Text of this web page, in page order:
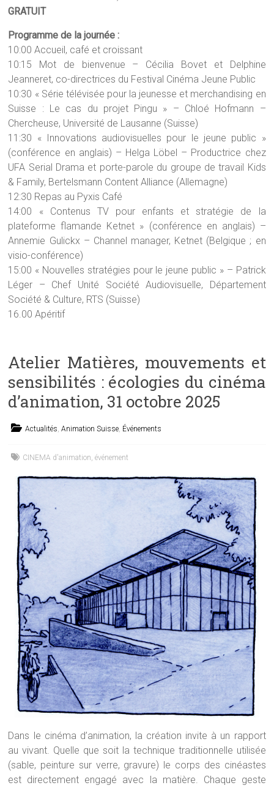
GRATUIT
Programme de la journée :
10:00 Accueil, café et croissant
10:15 Mot de bienvenue – Cécilia Bovet et Delphine
Jeanneret, co-directrices du Festival Cinéma Jeune Public
10:30 « Série télévisée pour la jeunesse et merchandising en
Suisse : Le cas du projet Pingu » – Chloé Hofmann –
Chercheuse, Université de Lausanne (Suisse)
11:30 « Innovations audiovisuelles pour le jeune public »
(conférence en anglais) – Helga Löbel – Productrice chez
UFA Serial Drama et porte-parole du groupe de travail Kids
& Family, Bertelsmann Content Alliance (Allemagne)
12:30 Repas au Pyxis Café
14:00 « Contenus TV pour enfants et stratégie de la
plateforme flamande Ketnet » (conférence en anglais) –
Annemie Gulickx – Channel manager, Ketnet (Belgique ; en
visio-conférence)
15:00 « Nouvelles stratégies pour le jeune public » – Patrick
Léger – Chef Unité Société Audiovisuelle, Département
Société & Culture, RTS (Suisse)
16.00 Apéritif
Atelier Matières, mouvements et
sensibilités : écologies du cinéma
d’animation, 31 octobre 2025
Actualités ,Animation Suisse Événements
CINEMA d'animation ,événement
Dans le cinéma d’animation, la création invite à un rapport
au vivant. Quelle que soit la technique traditionnelle utilisée
(sable, peinture sur verre, gravure) le corps des cinéastes
est directement engagé avec la matière. Chaque geste